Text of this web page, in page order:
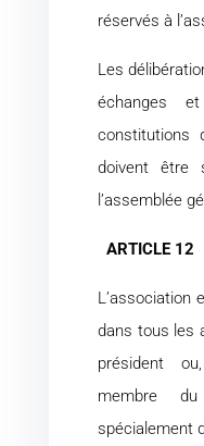
réservés à
Les
échanges et
constitutions
doivent être
l’assemblée
ARTICLE 12
L’association
dans tous les
président
membre du
spécialement